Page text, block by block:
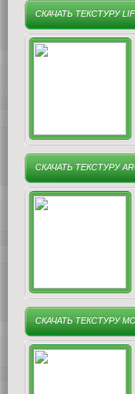
СКАЧАТЬ ТЕКСТУРУ
СКАЧАТЬ ТЕКСТУРУ
СКАЧАТЬ ТЕКСТУРУ